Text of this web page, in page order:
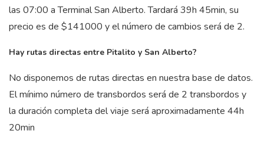
las 07:00 a Terminal San Alberto. Tardará 39h 45min, su
precio es de $141000 y el número de cambios será de 2.
Hay rutas directas entre Pitalito y San Alberto?
No disponemos de rutas directas en nuestra base de datos.
El mínimo número de transbordos será de 2 transbordos y
la duración completa del viaje será aproximadamente 44h
20min